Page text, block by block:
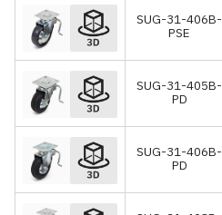
SUG-31-406B-
PSE
SUG-31-405B-
PD
SUG-31-406B-
PD